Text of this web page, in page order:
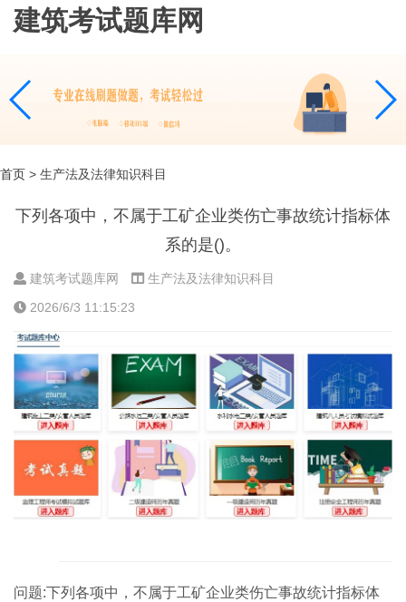
建筑考试题库网
首页 > 生产法及法律知识科目
下列各项中，不属于工矿企业类伤亡事故统计指标体
系的是()。
建筑考试题库网
生产法及法律知识科目
2026/6/3 11:15:23
问题:下列各项中，不属于工矿企业类伤亡事故统计指标体